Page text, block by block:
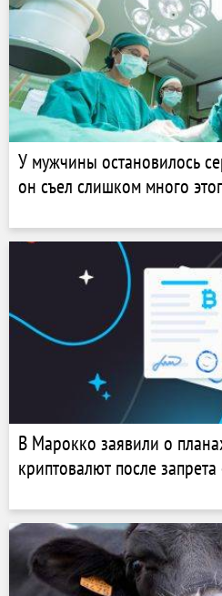
У мужчины остановилось
он съел слишком много
В Марокко заявили о
криптовалют после